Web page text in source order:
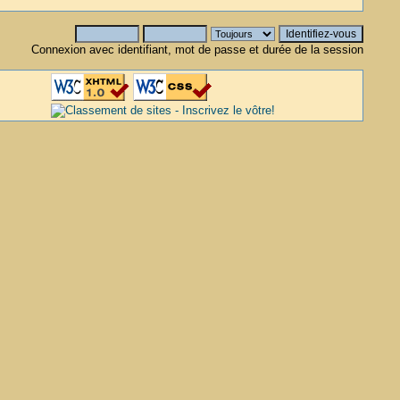
Connexion avec identifiant, mot de passe et durée de la session